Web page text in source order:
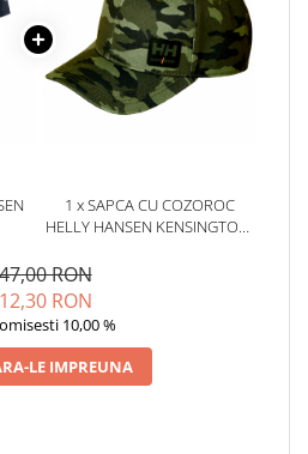
1 x SAPCA CU COZOROC
HELLY HANSEN KENSINGTON,
RON
RON
10,00 %
LE IMPREUNA